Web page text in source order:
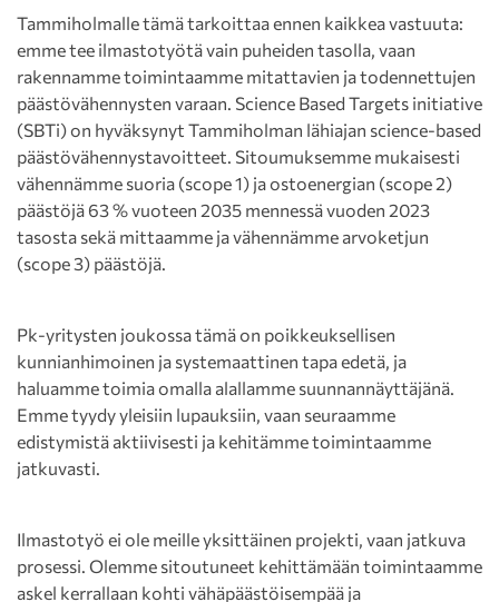
Tammiholmalle tämä tarkoittaa ennen kaikkea vastuuta:
emme tee ilmastotyötä vain puheiden tasolla, vaan
rakennamme toimintaamme mitattavien ja todennettujen
päästövähennysten varaan. Science Based Targets initiative
(SBTi) on hyväksynyt Tammiholman lähiajan science-based
päästövähennystavoitteet. Sitoumuksemme mukaisesti
vähennämme suoria (scope 1) ja ostoenergian (scope 2)
päästöjä 63 % vuoteen 2035 mennessä vuoden 2023
tasosta sekä mittaamme ja vähennämme arvoketjun
(scope 3) päästöjä.
Pk-yritysten joukossa tämä on poikkeuksellisen
kunnianhimoinen ja systemaattinen tapa edetä, ja
haluamme toimia omalla alallamme suunnannäyttäjänä.
Emme tyydy yleisiin lupauksiin, vaan seuraamme
edistymistä aktiivisesti ja kehitämme toimintaamme
jatkuvasti.
Ilmastotyö ei ole meille yksittäinen projekti, vaan jatkuva
prosessi. Olemme sitoutuneet kehittämään toimintaamme
askel kerrallaan kohti vähäpäästöisempää ja